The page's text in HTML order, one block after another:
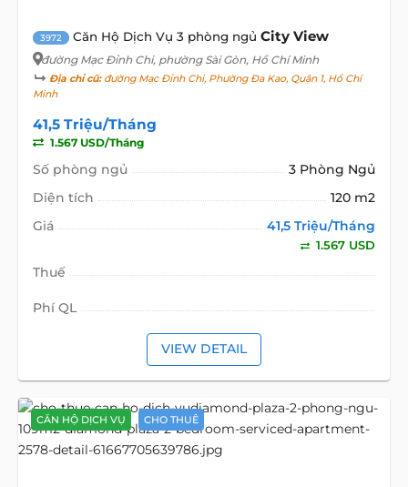
3972 Căn Hộ Dịch Vụ 3 phòng ngủ City View
đường Mạc Đỉnh Chi, phường Sài Gòn, Hồ Chí Minh
Địa chỉ cũ:đường Mạc Đỉnh Chi, Phường Đa Kao, Quận 1, Hồ Chí
Minh
41,5 Triệu/Tháng
1.567 USD/Tháng
Số phòng ngủ
3 Phòng Ngủ
Diện tích
120 m2
Giá
41,5 Triệu/Tháng
1.567 USD
Thuế
Phí QL
VIEW DETAIL
CĂN HỘ DỊCH VỤ CHO THUÊ